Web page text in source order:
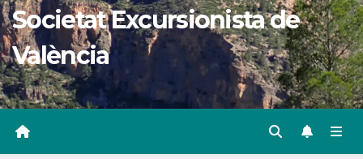
Societat Excursionista de
València